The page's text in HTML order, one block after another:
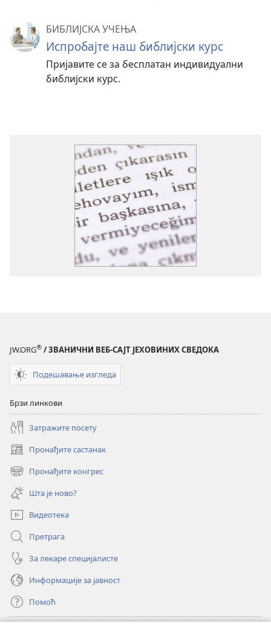
БИБЛИЈСКА УЧЕЊА
Испробајте наш библијски курс
Пријавите се за бесплатан индивидуални
библијски курс.
JW.ORG® / ЗВАНИЧНИ ВЕБ-САЈТ ЈЕХОВИНИХ СВЕДОКА
Подешавање изгледа
Брзи линкови
Затражите посету
Пронађите састанак
(отвара
нови
прозор)
Пронађите конгрес
(отвара
нови
прозор)
Шта је ново?
Видеотека
Претрага
За лекаре специјалисте
Информације за јавност
Помоћ